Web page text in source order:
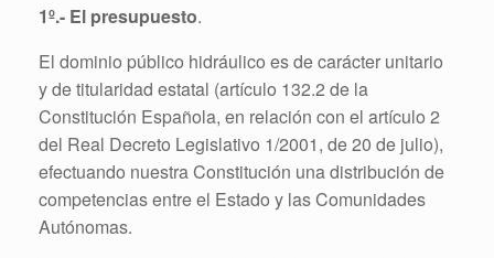
1º.- El presupuesto.
El dominio público hidráulico es de carácter unitario
y de titularidad estatal (artículo 132.2 de la
Constitución Española, en relación con el artículo 2
del Real Decreto Legislativo 1/2001, de 20 de julio),
efectuando nuestra Constitución una distribución de
competencias entre el Estado y las Comunidades
Autónomas.